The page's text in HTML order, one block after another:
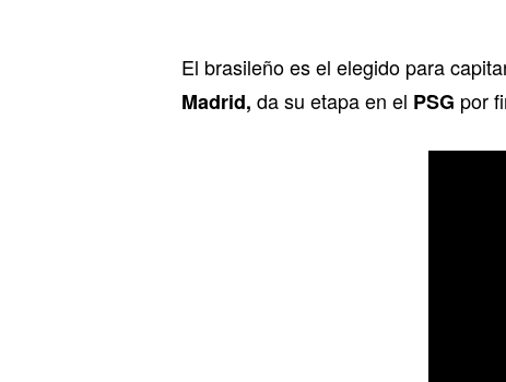
El brasileño es el elegido para
Madrid, da su etapa en el PSG por